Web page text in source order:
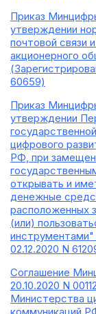
Приказ
утверждении
почтовой связи
акционерного
60659)
Приказ
утверждении
цифрового
РФ, при
открывать и
денежные
расположенных
(или)
02.12.2020 N
Соглашение
20.10.2020 N
Министерства